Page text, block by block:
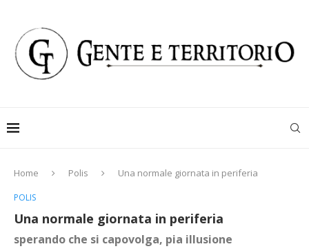
Home Polis Una normale giornata in periferia
POLIS
Una normale giornata in periferia
sperando che si capovolga, pia illusione